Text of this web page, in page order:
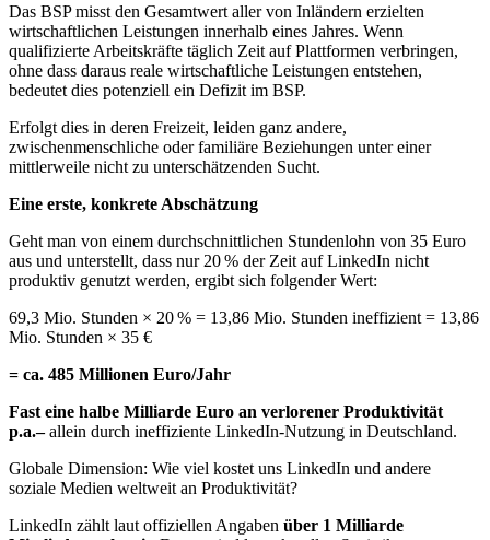
Das BSP misst den Gesamtwert aller von Inländern erzielten
wirtschaftlichen Leistungen innerhalb eines Jahres. Wenn
qualifizierte Arbeitskräfte täglich Zeit auf Plattformen verbringen,
ohne dass daraus reale wirtschaftliche Leistungen entstehen,
bedeutet dies potenziell ein Defizit im BSP.
Erfolgt dies in deren Freizeit, leiden ganz andere,
zwischenmenschliche oder familiäre Beziehungen unter einer
mittlerweile nicht zu unterschätzenden Sucht.
Eine erste, konkrete Abschätzung
Geht man von einem durchschnittlichen Stundenlohn von 35 Euro
aus und unterstellt, dass nur 20 % der Zeit auf LinkedIn nicht
produktiv genutzt werden, ergibt sich folgender Wert:
69,3 Mio. Stunden × 20 % = 13,86 Mio. Stunden ineffizient = 13,86
Mio. Stunden × 35 €
= ca. 485 Millionen Euro/Jahr
Fast eine halbe Milliarde Euro an verlorener Produktivität
p.a.– allein durch ineffiziente LinkedIn-Nutzung in Deutschland.
Globale Dimension: Wie viel kostet uns LinkedIn und andere
soziale Medien weltweit an Produktivität?
LinkedIn zählt laut offiziellen Angaben über 1 Milliarde